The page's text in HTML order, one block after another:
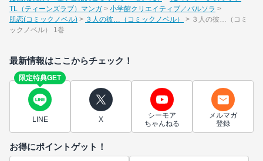
TL（ティーンズラブ）マンガ
小学館クリエイティブ／パルソラ
肌恋(コミックノベル)
３人の彼…（コミックノベル）
３人の彼…（コミ
ックノベル） 1巻
最新情報はここからチェック！
限定特典GET
LINE X
シーモア
ちゃんねる
メルマガ
登録
お得にポイントゲット！